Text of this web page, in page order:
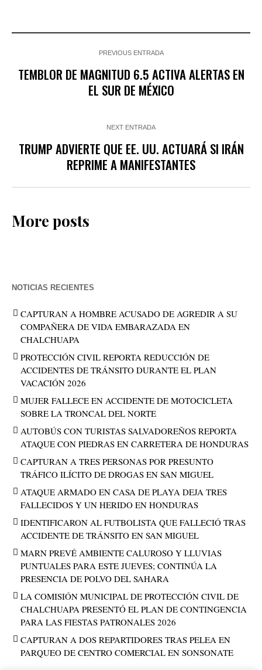
PREVIOUS ENTRADA
TEMBLOR DE MAGNITUD 6.5 ACTIVA ALERTAS EN
EL SUR DE MÉXICO
NEXT ENTRADA
TRUMP ADVIERTE QUE EE. UU. ACTUARÁ SI IRÁN
REPRIME A MANIFESTANTES
More posts
NOTICIAS RECIENTES
CAPTURAN A HOMBRE ACUSADO DE AGREDIR A SU
COMPAÑERA DE VIDA EMBARAZADA EN
CHALCHUAPA
PROTECCIÓN CIVIL REPORTA REDUCCIÓN DE
ACCIDENTES DE TRÁNSITO DURANTE EL PLAN
VACACIÓN 2026
MUJER FALLECE EN ACCIDENTE DE MOTOCICLETA
SOBRE LA TRONCAL DEL NORTE
AUTOBÚS CON TURISTAS SALVADOREÑOS REPORTA
ATAQUE CON PIEDRAS EN CARRETERA DE HONDURAS
CAPTURAN A TRES PERSONAS POR PRESUNTO
TRÁFICO ILÍCITO DE DROGAS EN SAN MIGUEL
ATAQUE ARMADO EN CASA DE PLAYA DEJA TRES
FALLECIDOS Y UN HERIDO EN HONDURAS
IDENTIFICARON AL FUTBOLISTA QUE FALLECIÓ TRAS
ACCIDENTE DE TRÁNSITO EN SAN MIGUEL
MARN PREVÉ AMBIENTE CALUROSO Y LLUVIAS
PUNTUALES PARA ESTE JUEVES; CONTINÚA LA
PRESENCIA DE POLVO DEL SAHARA
LA COMISIÓN MUNICIPAL DE PROTECCIÓN CIVIL DE
CHALCHUAPA PRESENTÓ EL PLAN DE CONTINGENCIA
PARA LAS FIESTAS PATRONALES 2026
CAPTURAN A DOS REPARTIDORES TRAS PELEA EN
PARQUEO DE CENTRO COMERCIAL EN SONSONATE